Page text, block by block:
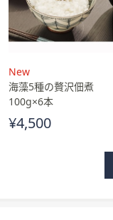
New
海藻5種の贅沢佃煮
100g×6本
¥4,500